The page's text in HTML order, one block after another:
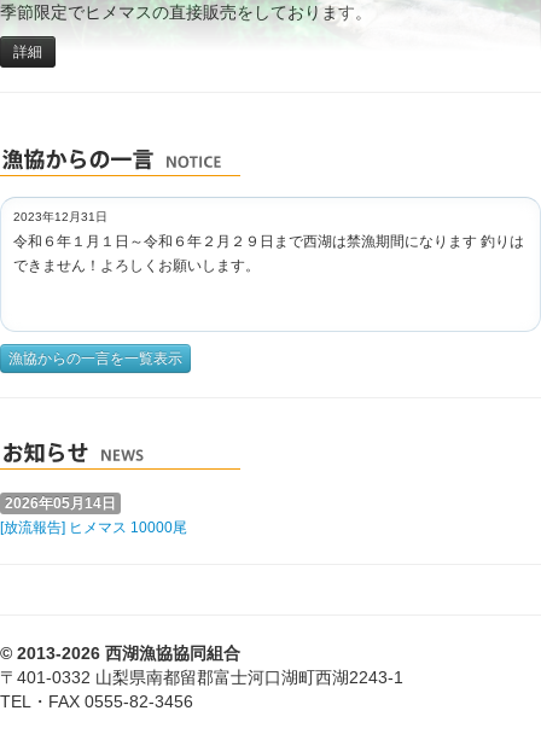
季節限定でヒメマスの直接販売をしております。
詳細
2023年12月31日
令和６年１月１日～令和６年２月２９日まで西湖は禁漁期間になります 釣りは
できません！よろしくお願いします。
漁協からの一言を一覧表示
2026年05月14日
[放流報告] ヒメマス 10000尾
© 2013-2026 西湖漁協協同組合
〒401-0332 山梨県南都留郡富士河口湖町西湖2243-1
TEL・FAX 0555-82-3456